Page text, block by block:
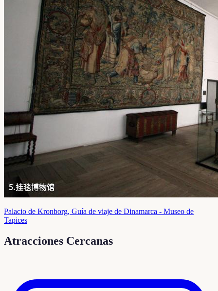
Palacio de Kronborg, Guía de viaje de Dinamarca - Museo de
Tapices
Atracciones Cercanas